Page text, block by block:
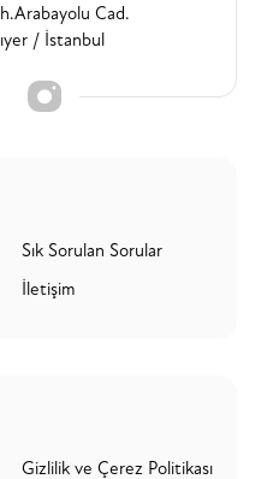
Cad.
/ İstanbul
Sık Sorulan Sorular
İletişim
Gizlilik ve Çerez Politikası